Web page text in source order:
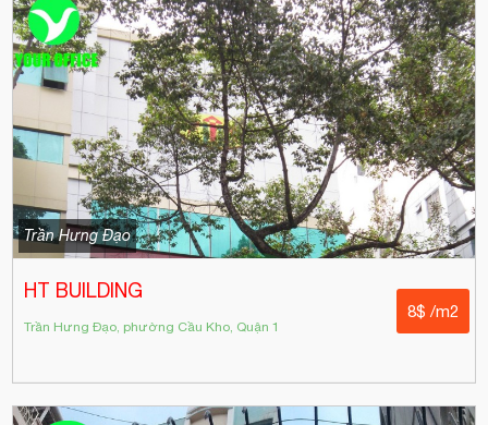
Trần Hưng Đạo
HT BUILDING
Trần Hưng Đạo, phường Cầu Kho, Quận 1
8$ /m2